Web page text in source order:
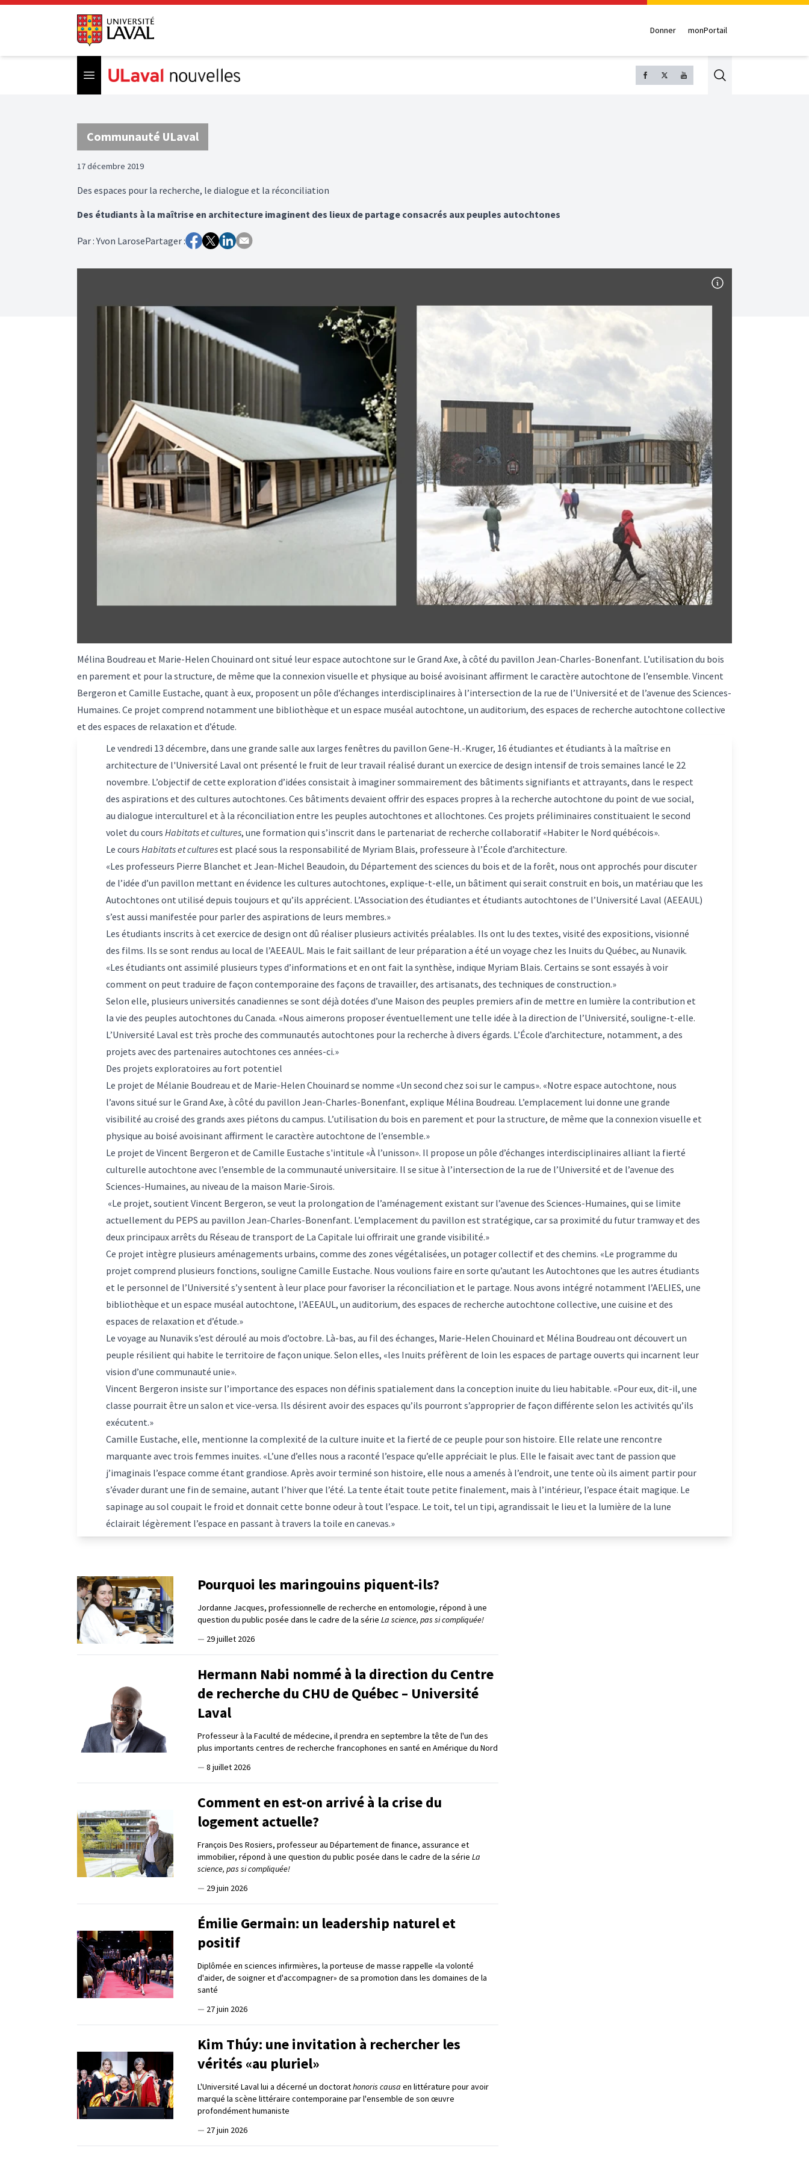
Donner monPortail
Open menu Search
Communauté ULaval
17 décembre 2019
Des espaces pour la recherche, le dialogue et la réconciliation
Des étudiants à la maîtrise en architecture imaginent des lieux de partage consacrés aux peuples autochtones
Par:Yvon LarosePartager :
Mélina Boudreau et Marie-Helen Chouinard ont situé leur espace autochtone sur le Grand Axe, à côté du pavillon Jean-Charles-Bonenfant. L’utilisation du bois
en parement et pour la structure, de même que la connexion visuelle et physique au boisé avoisinant affirment le caractère autochtone de l’ensemble. Vincent
Bergeron et Camille Eustache, quant à eux, proposent un pôle d’échanges interdisciplinaires à l’intersection de la rue de l’Université et de l’avenue des Sciences-
Humaines. Ce projet comprend notamment une bibliothèque et un espace muséal autochtone, un auditorium, des espaces de recherche autochtone collective
et des espaces de relaxation et d’étude.
Le vendredi 13 décembre, dans une grande salle aux larges fenêtres du pavillon Gene-H.-Kruger, 16 étudiantes et étudiants à la maîtrise en
architecture de l'Université Laval ont présenté le fruit de leur travail réalisé durant un exercice de design intensif de trois semaines lancé le 22
novembre. L’objectif de cette exploration d’idées consistait à imaginer sommairement des bâtiments signifiants et attrayants, dans le respect
des aspirations et des cultures autochtones. Ces bâtiments devaient offrir des espaces propres à la recherche autochtone du point de vue social,
au dialogue interculturel et à la réconciliation entre les peuples autochtones et allochtones. Ces projets préliminaires constituaient le second
volet du cours Habitats et cultures, une formation qui s’inscrit dans le partenariat de recherche collaboratif «Habiter le Nord québécois».
Le cours Habitats et culturesest placé sous la responsabilité de Myriam Blais, professeure à l’École d’architecture.
«Les professeurs Pierre Blanchet et Jean-Michel Beaudoin, du Département des sciences du bois et de la forêt, nous ont approchés pour discuter
de l’idée d’un pavillon mettant en évidence les cultures autochtones, explique-t-elle, un bâtiment qui serait construit en bois, un matériau que les
Autochtones ont utilisé depuis toujours et qu’ils apprécient. L’Association des étudiantes et étudiants autochtones de l’Université Laval (AEEAUL)
s’est aussi manifestée pour parler des aspirations de leurs membres.»
Les étudiants inscrits à cet exercice de design ont dû réaliser plusieurs activités préalables. Ils ont lu des textes, visité des expositions, visionné
des films. Ils se sont rendus au local de l’AEEAUL. Mais le fait saillant de leur préparation a été un voyage chez les Inuits du Québec, au Nunavik.
«Les étudiants ont assimilé plusieurs types d’informations et en ont fait la synthèse, indique Myriam Blais. Certains se sont essayés à voir
comment on peut traduire de façon contemporaine des façons de travailler, des artisanats, des techniques de construction.»
Selon elle, plusieurs universités canadiennes se sont déjà dotées d’une Maison des peuples premiers afin de mettre en lumière la contribution et
la vie des peuples autochtones du Canada. «Nous aimerons proposer éventuellement une telle idée à la direction de l’Université, souligne-t-elle.
L’Université Laval est très proche des communautés autochtones pour la recherche à divers égards. L’École d’architecture, notamment, a des
projets avec des partenaires autochtones ces années-ci.»
Des projets exploratoires au fort potentiel
Le projet de Mélanie Boudreau et de Marie-Helen Chouinard se nomme «Un second chez soi sur le campus». «Notre espace autochtone, nous
l’avons situé sur le Grand Axe, à côté du pavillon Jean-Charles-Bonenfant, explique Mélina Boudreau. L’emplacement lui donne une grande
visibilité au croisé des grands axes piétons du campus. L’utilisation du bois en parement et pour la structure, de même que la connexion visuelle et
physique au boisé avoisinant affirment le caractère autochtone de l’ensemble.»
Le projet de Vincent Bergeron et de Camille Eustache s'intitule «À l’unisson». Il propose un pôle d’échanges interdisciplinaires alliant la fierté
culturelle autochtone avec l’ensemble de la communauté universitaire. Il se situe à l’intersection de la rue de l’Université et de l’avenue des
Sciences-Humaines, au niveau de la maison Marie-Sirois.
«Le projet, soutient Vincent Bergeron, se veut la prolongation de l’aménagement existant sur l’avenue des Sciences-Humaines, qui se limite
actuellement du PEPS au pavillon Jean-Charles-Bonenfant. L’emplacement du pavillon est stratégique, car sa proximité du futur tramway et des
deux principaux arrêts du Réseau de transport de La Capitale lui offrirait une grande visibilité.»
Ce projet intègre plusieurs aménagements urbains, comme des zones végétalisées, un potager collectif et des chemins. «Le programme du
projet comprend plusieurs fonctions, souligne Camille Eustache. Nous voulions faire en sorte qu’autant les Autochtones que les autres étudiants
et le personnel de l’Université s’y sentent à leur place pour favoriser la réconciliation et le partage. Nous avons intégré notamment l’AELIES, une
bibliothèque et un espace muséal autochtone, l’AEEAUL, un auditorium, des espaces de recherche autochtone collective, une cuisine et des
espaces de relaxation et d’étude.»
Le voyage au Nunavik s’est déroulé au mois d’octobre. Là-bas, au fil des échanges, Marie-Helen Chouinard et Mélina Boudreau ont découvert un
peuple résilient qui habite le territoire de façon unique. Selon elles, «les Inuits préfèrent de loin les espaces de partage ouverts qui incarnent leur
vision d’une communauté unie».
Vincent Bergeron insiste sur l’importance des espaces non définis spatialement dans la conception inuite du lieu habitable. «Pour eux, dit-il, une
classe pourrait être un salon et vice-versa. Ils désirent avoir des espaces qu’ils pourront s’approprier de façon différente selon les activités qu’ils
exécutent.»
Camille Eustache, elle, mentionne la complexité de la culture inuite et la fierté de ce peuple pour son histoire. Elle relate une rencontre
marquante avec trois femmes inuites. «L’une d’elles nous a raconté l’espace qu’elle appréciait le plus. Elle le faisait avec tant de passion que
j’imaginais l’espace comme étant grandiose. Après avoir terminé son histoire, elle nous a amenés à l’endroit, une tente où ils aiment partir pour
s’évader durant une fin de semaine, autant l’hiver que l’été. La tente était toute petite finalement, mais à l’intérieur, l’espace était magique. Le
sapinage au sol coupait le froid et donnait cette bonne odeur à tout l’espace. Le toit, tel un tipi, agrandissait le lieu et la lumière de la lune
éclairait légèrement l’espace en passant à travers la toile en canevas.»
Pourquoi les maringouins piquent-ils?
Jordanne Jacques, professionnelle de recherche en entomologie, répond à une
question du public posée dans le cadre de la série La science, pas si compliquée!
— 29 juillet 2026
Hermann Nabi nommé à la direction du Centre
de recherche du CHU de Québec – Université
Laval
Professeur à la Faculté de médecine, il prendra en septembre la tête de l'un des
plus importants centres de recherche francophones en santé en Amérique du Nord
— 8 juillet 2026
Comment en est-on arrivé à la crise du
logement actuelle?
François Des Rosiers, professeur au Département de finance, assurance et
immobilier, répond à une question du public posée dans le cadre de la série La
science, pas si compliquée!
— 29 juin 2026
Émilie Germain: un leadership naturel et
positif
Diplômée en sciences infirmières, la porteuse de masse rappelle «la volonté
d'aider, de soigner et d'accompagner» de sa promotion dans les domaines de la
santé
— 27 juin 2026
Kim Thúy: une invitation à rechercher les
vérités «au pluriel»
L'Université Laval lui a décerné un doctorathonoris causa en littérature pour avoir
marqué la scène littéraire contemporaine par l'ensemble de son œuvre
profondément humaniste
— 27 juin 2026